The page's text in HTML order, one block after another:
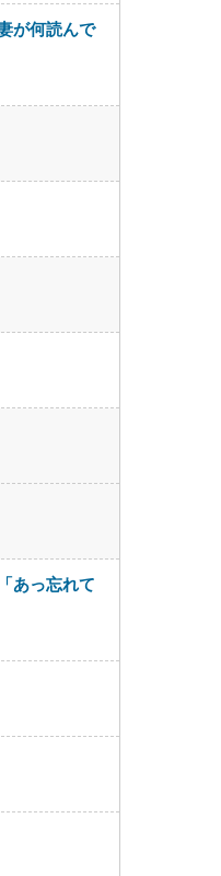
が何読んで
あっ忘れて